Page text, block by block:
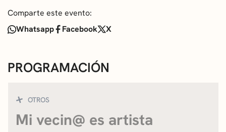
Comparte este evento:
Whatsapp
Facebook X
PROGRAMACIÓN
OTROS
Mi vecin@ es artista